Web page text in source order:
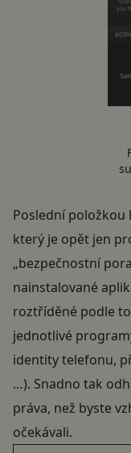
Poslední položkou
který je opět jen
„bezpečnostní
nainstalované
roztříděné podle
jednotlivé
identity telefonu,
…). Snadno tak
práva, než byste
očekávali.